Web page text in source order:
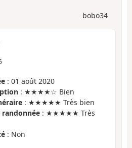
bobo34
: 01 août 2020
: ★★★★☆ Bien
: ★★★★★ Très bien
: ★★★★★ Très
: Non